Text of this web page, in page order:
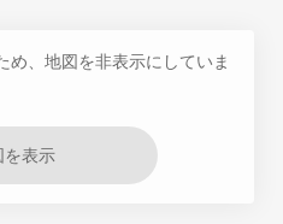
め、地図を非表示にしていま
を表示